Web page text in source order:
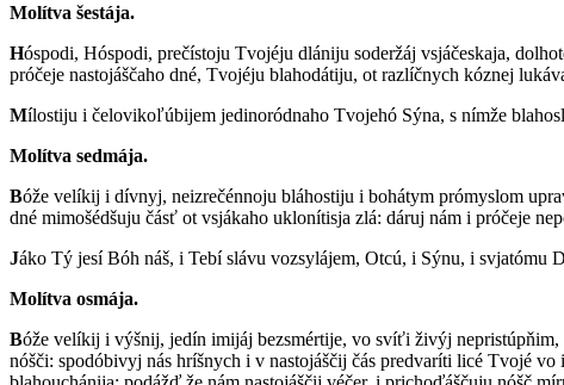
Molítva šestája.
Hóspodi, Hóspodi, prečístoju Tvojéju dlániju soderžáj vsjáčeskaja,
próčeje nastojáščaho dné, Tvojéju blahodátiju, ot razlíčnych kóznej
Mílostiju i čelovikoľúbijem jedinoródnaho Tvojehó Sýna, s nímže
Molítva sedmája.
Bóže velíkij i dívnyj, neizrečénnoju bláhostiju i bohátym prómyslom
dné mimošédšuju čásť ot vsjákaho uklonítisja zlá: dáruj nám i próčeje
Jáko Tý jesí Bóh náš, i Tebí slávu vozsylájem, Otcú, i Sýnu, i
Molítva osmája.
Bóže velíkij i výšnij, jedín imijáj bezsmértije, vo svíťi živýj
nóšči: spodóbivyj nás hríšnych i v nastojáščij čás predvaríti licé Tvojé